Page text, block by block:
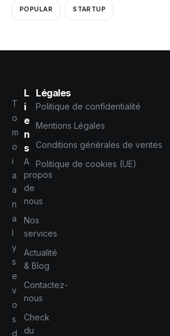
POPULAR STARTUP
T
o
m
o
i
a
a
n
a
l
y
s
e
v
o
s
d
L
i
e
n
s
A
propos
de
nous
Nos
services
Actualité
& Blog
Contactez-
nous
Check
du
Légales
Politique de confidentialité
Mentions Légales
Conditions générales de ventes
Politique de cookies (UE)